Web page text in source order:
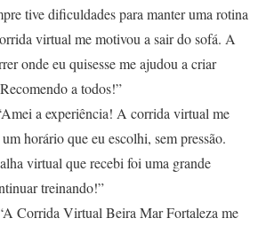
tive dificuldades para manter uma rotina
virtual me motivou a sair do sofá. A
onde eu quisesse me ajudou a criar
a todos!”
a experiência! A corrida virtual me
horário que eu escolhi, sem pressão.
virtual que recebi foi uma grande
treinando!”
Corrida Virtual Beira Mar Fortaleza me